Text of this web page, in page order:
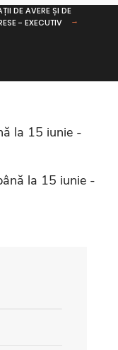
DE AVERE ȘI DE
- EXECUTIV
la 15 iunie -
la 15 iunie -